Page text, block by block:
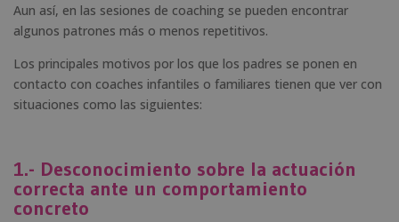
Aun así, en las sesiones de coaching se pueden encontrar
algunos patrones más o menos repetitivos.
Los principales motivos por los que los padres se ponen en
contacto con coaches infantiles o familiares tienen que ver con
situaciones como las siguientes:
1.- Desconocimiento sobre la actuación
correcta ante un comportamiento
concreto